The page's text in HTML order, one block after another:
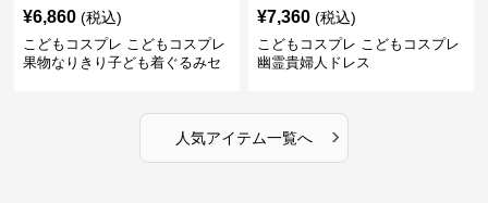
¥6,860 (税込)
こどもコスプレ こどもコスプレ
果物なりきり子ども着ぐるみセ
¥7,360 (税込)
こどもコスプレ こどもコスプレ
幽霊貴婦人ドレス
人気アイテム一覧へ ›